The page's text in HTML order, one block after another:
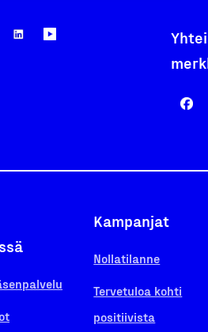
Kampanjat
Nollatilanne
Tervetuloa kohti
positiivista